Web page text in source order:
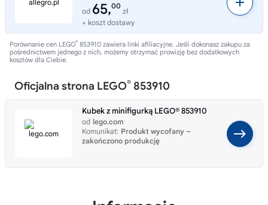
od 65,00
zł
+ koszt dostawy
Porównanie cen LEGO® 853910 zawiera linki afiliacyjne. Jeśli dokonasz zakupu za
pośrednictwem jednego z nich, możemy otrzymać prowizję bez dodatkowych
kosztów dla Ciebie.
Oficjalna strona LEGO® 853910
Kubek z minifigurką LEGO® 853910
od lego.com
Komunikat: Produkt wycofany –
zakończono produkcję